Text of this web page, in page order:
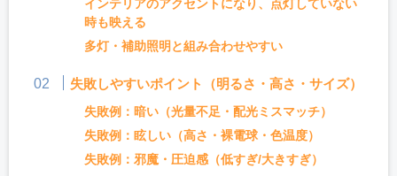
インテリアのアクセントになり、点灯していない
時も映える
多灯・補助照明と組み合わせやすい
失敗しやすいポイント（明るさ・高さ・サイズ）
失敗例：暗い（光量不足・配光ミスマッチ）
失敗例：眩しい（高さ・裸電球・色温度）
失敗例：邪魔・圧迫感（低すぎ/大きすぎ）